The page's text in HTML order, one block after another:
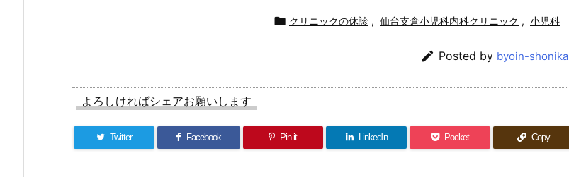
 クリニックの休診 , 仙台支倉小児科内科クリニック , 小児科
 Posted by byoin-shonika
よろしければシェアお願いします
Twitter Facebook Pin it LinkedIn Pocket Copy